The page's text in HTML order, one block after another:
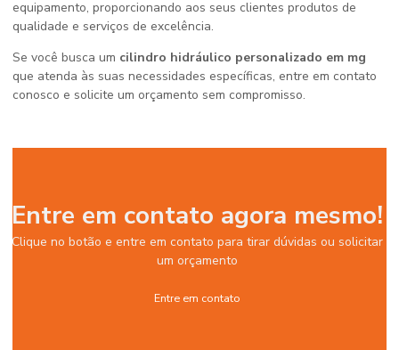
equipamento, proporcionando aos seus clientes produtos de
qualidade e serviços de excelência.
Se você busca um cilindro hidráulico personalizado em mg
que atenda às suas necessidades específicas, entre em contato
conosco e solicite um orçamento sem compromisso.
Entre em contato agora mesmo!
Clique no botão e entre em contato para tirar dúvidas ou solicitar
um orçamento
Entre em contato